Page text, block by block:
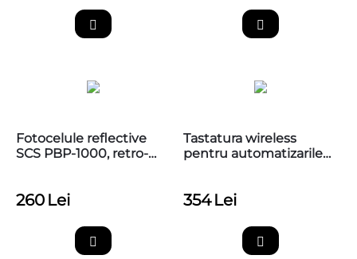
Fotocelule reflective
SCS PBP-1000, retro-
260 Lei
Tastatura wireless
pentru automatizarile
354 Lei